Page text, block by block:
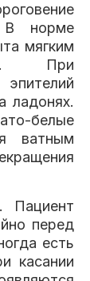
В норме
мягким
При
ладонях.
белые
ватным
Пациент
перед
есть
касании